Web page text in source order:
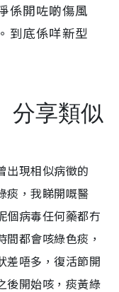
係開咗啲傷風
到底係咩新型
分享類似
出現相似病徵的
痰，我睇開嘅醫
個病毒任何藥都冇
都會咳綠色痰，
差唔多，復活節開
後開始咳，痰黃綠